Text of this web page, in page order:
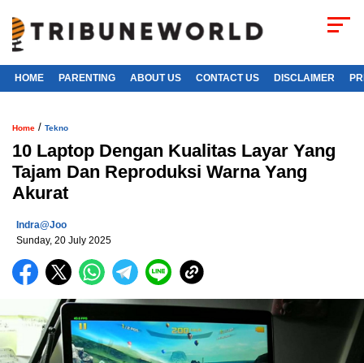
HOME PARENTING ABOUT US CONTACT US DISCLAIMER
Home / Tekno
10 Laptop Dengan Kualitas Layar Yang
Tajam Dan Reproduksi Warna Yang
Akurat
Indra@joo
Sunday, 20 July 2025